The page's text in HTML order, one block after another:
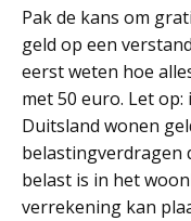
Pak de kans om
geld op een
eerst weten hoe
met 50 euro. Let
Duitsland wonen
belastingverdragen
belast is in het
verrekening kan